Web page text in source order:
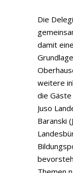
Die
damit
weitere
die
Juso
Baranski